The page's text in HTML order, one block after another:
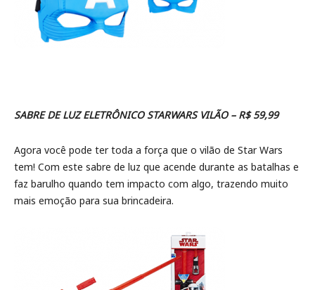
SABRE DE LUZ ELETRÔNICO STARWARS VILÃO – R$ 59,99
Agora você pode ter toda a força que o vilão de Star Wars
tem! Com este sabre de luz que acende durante as batalhas e
faz barulho quando tem impacto com algo, trazendo muito
mais emoção para sua brincadeira.